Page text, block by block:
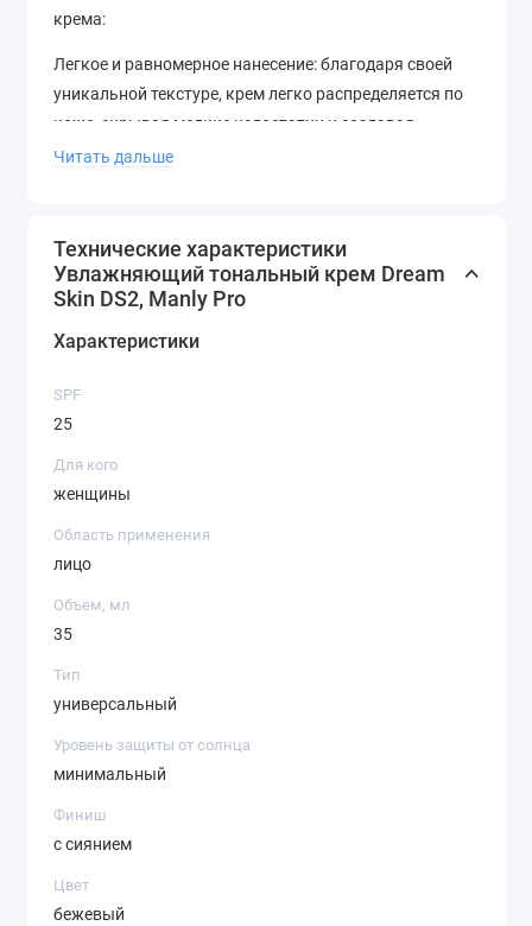
крема:
Легкое и равномерное нанесение: благодаря своей
уникальной текстуре, крем легко распределяется по
коже, скрывая мелкие недостатки и создавая
идеальное покрытие.
воздействия окружающей среды.
Стойкость: крем держится на коже в течение всего
дня, сохраняя свой первоначальный вид и не
воздействия солнечных лучей.
Читать дальше
Технические характеристики
Увлажняющий тональный крем Dream
Skin DS2, Manly Pro
Характеристики
SPF
25
Для кого
женщины
Область применения
лицо
Объем, мл
35
Тип
универсальный
Уровень защиты от солнца
минимальный
Финиш
с сиянием
Цвет
бежевый